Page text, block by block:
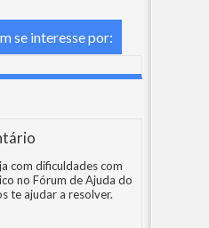
se interesse por:
com dificuldades com
no Fórum de Ajuda do
te ajudar a resolver.